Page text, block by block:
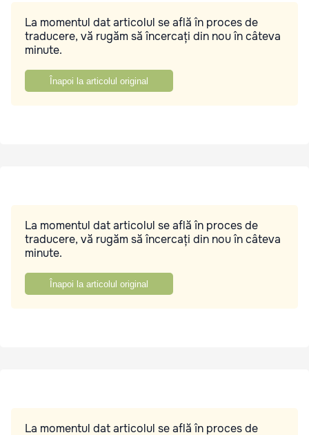
La momentul dat articolul se află în proces de
traducere, vă rugăm să încercați din nou în câteva
minute.
Înapoi la articolul original
La momentul dat articolul se află în proces de
traducere, vă rugăm să încercați din nou în câteva
minute.
Înapoi la articolul original
La momentul dat articolul se află în proces de